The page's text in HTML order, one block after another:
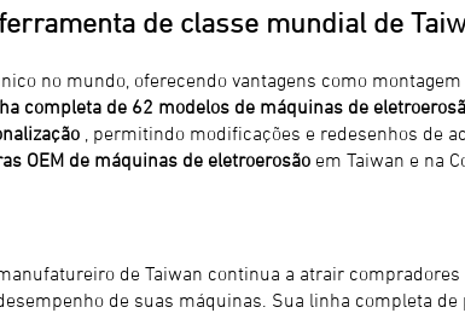
de classe mundial de
no mundo, oferecendo vantagens como montagem
completa de 62 modelos de máquinas de
, permitindo modificações e redesenhos de
OEM de máquinas de eletroerosão em Taiwan e na
de Taiwan continua a atrair
de suas máquinas. Sua linha completa de